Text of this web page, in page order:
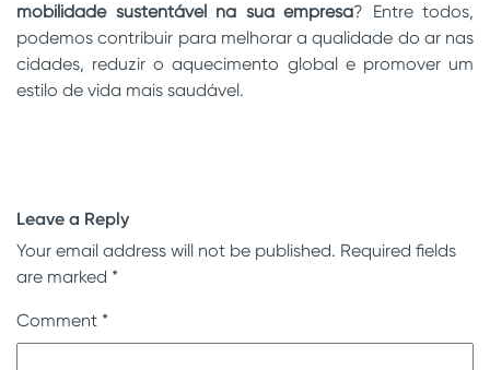
mobilidade sustentável na sua empresa? Entre todos,
podemos contribuir para melhorar a qualidade do ar nas
cidades, reduzir o aquecimento global e promover um
estilo de vida mais saudável.
Leave a Reply
Your email address will not be published. Required fields
are marked *
Comment *